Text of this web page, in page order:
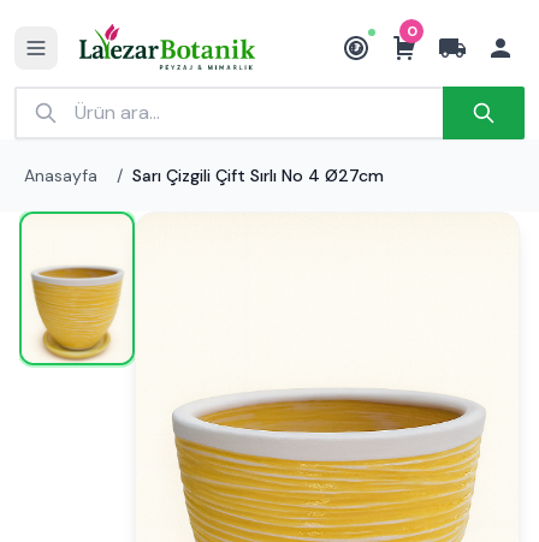
₺
0
Anasayfa / Sarı Çizgili Çift Sırlı No 4 Ø27cm